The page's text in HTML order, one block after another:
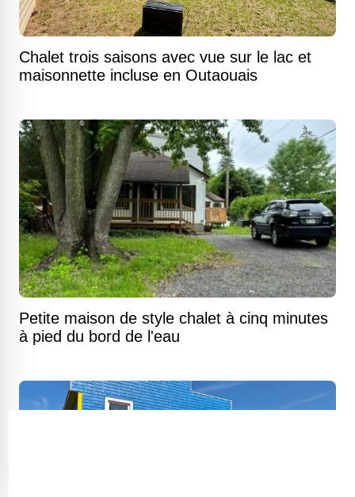
Chalet trois saisons avec vue sur le lac et
maisonnette incluse en Outaouais
Petite maison de style chalet à cinq minutes
à pied du bord de l'eau